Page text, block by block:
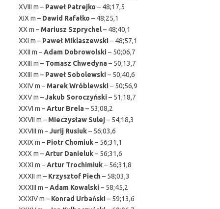
XVIII m – Paweł Patrejko – 48;17,5
XIX m – Dawid Rafałko – 48;25,1
XX m – Mariusz Szprychel– 48;40,1
XXI m – Paweł Miklaszewski– 48;57,1
XXII m –Adam Dobrowolski– 50;06,7
XXIII m – Tomasz Chwedyna– 50;13,7
XXIII m – Paweł Sobolewski– 50;40,6
XXIV m – Marek Wróblewski– 50;56,9
XXV m –Jakub Soroczyński– 51;18,7
XXVI m –Artur Brela– 53;08,2
XXVII m – Mieczysław Sulej– 54;18,3
XXVIII m –Jurij Rusiuk– 56;03,6
XXIX m – Piotr Chomiuk– 56;31,1
XXX m –Artur Danieluk– 56;31,6
XXXI m –Artur Trochimiuk– 56;31,8
XXXII m – Krzysztof Piech– 58;03,3
XXXIII m –Adam Kowalski– 58;45,2
XXXIV m – Konrad Urbański– 59;13,6